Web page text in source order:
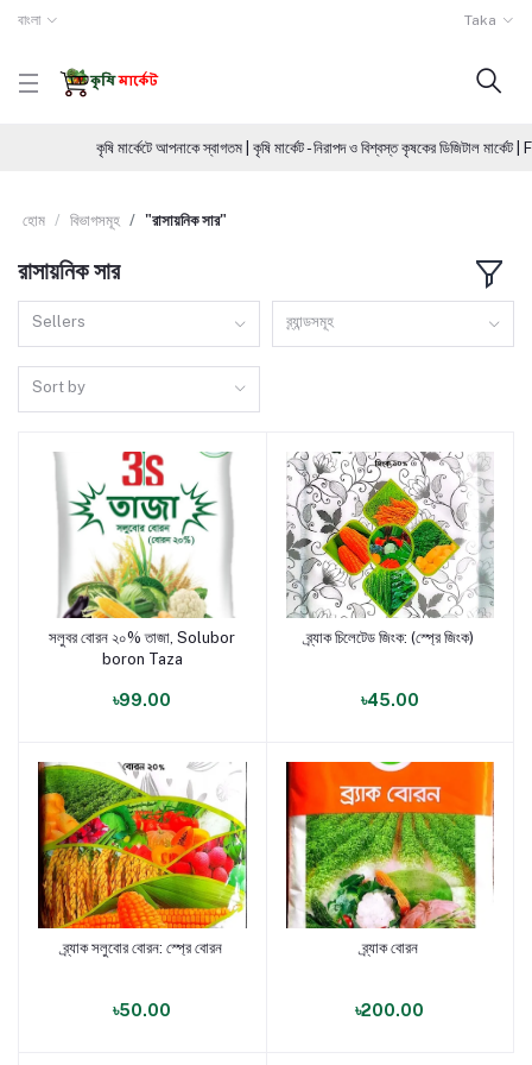
বাংলা Taka
কৃষি মার্কেটে আপনাকে স্বাগতম | কৃষি মার্কেট - নিরাপদ ও বিশ্বস্ত কৃষকের ডিজিটাল
হোম বিভাগসমূহ "রাসায়নিক সার"
রাসায়নিক সার
Sellers ব্র্যান্ডসমূহ
Sort by
পণ্য যোগ করুন
সলুবর বোরন ২০% তাজা, Solubor
boron Taza
৳99.00
পণ্য যোগ করুন
ব্র্যাক চিলেটেড জিংক: (স্প্রে জিংক)
৳45.00
পণ্য যোগ করুন
ব্র্যাক সলুবোর বোরন: স্প্রে বোরন
৳50.00
পণ্য যোগ করুন
ব্র্যাক বোরন
৳200.00